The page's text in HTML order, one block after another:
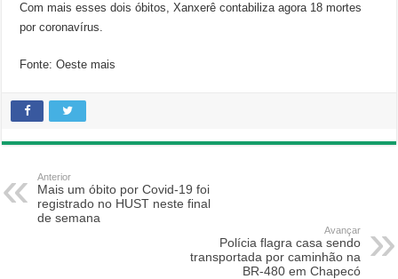
Com mais esses dois óbitos, Xanxerê contabiliza agora 18 mortes
por coronavírus.
Fonte: Oeste mais
Anterior
Mais um óbito por Covid-19 foi
registrado no HUST neste final
de semana
Avançar
Polícia flagra casa sendo
transportada por caminhão na
BR-480 em Chapecó